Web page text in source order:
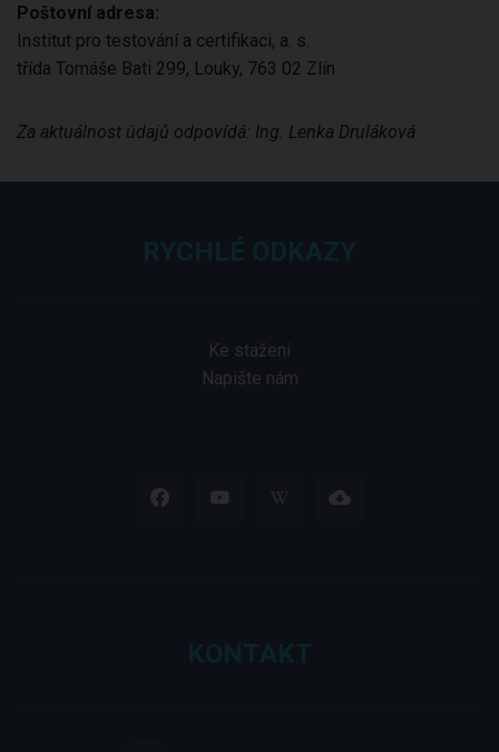
Poštovní adresa:
Institut pro testování a certifikaci, a. s.
třída Tomáše Bati 299, Louky, 763 02 Zlín
Za aktuálnost údajů odpovídá: Ing. Lenka Druláková
Ke stažení
Napište nám